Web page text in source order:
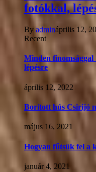
fotókkal,
By admináprilis 12,
Recent
Minden
lépésre
április 12, 2022
Borított hús Csirijó
május 16, 2021
Hogyan fűtsük fel a
január 4, 2021